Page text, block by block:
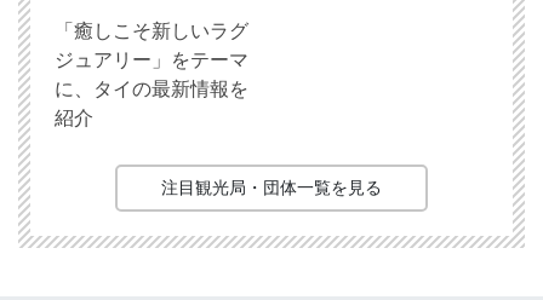
「癒しこそ新しいラグ
ジュアリー」をテーマ
に、タイの最新情報を
紹介
注目観光局・団体一覧を見る